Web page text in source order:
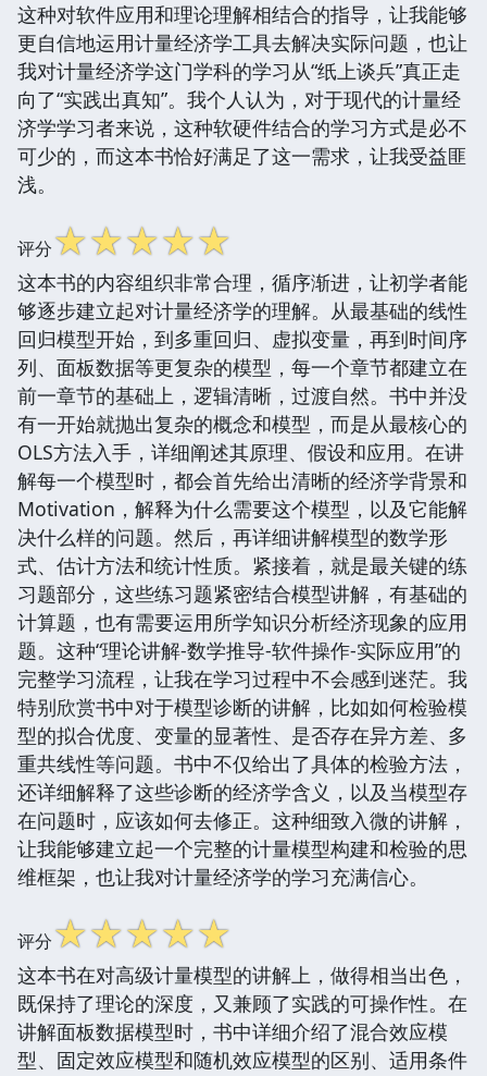
这种对软件应用和理论理解相结合的指导，让我能够
更自信地运用计量经济学工具去解决实际问题，也让
我对计量经济学这门学科的学习从“纸上谈兵”真正走
向了“实践出真知”。我个人认为，对于现代的计量经
济学学习者来说，这种软硬件结合的学习方式是必不
可少的，而这本书恰好满足了这一需求，让我受益匪
浅。
评分☆☆☆☆☆
这本书的内容组织非常合理，循序渐进，让初学者能
够逐步建立起对计量经济学的理解。从最基础的线性
回归模型开始，到多重回归、虚拟变量，再到时间序
列、面板数据等更复杂的模型，每一个章节都建立在
前一章节的基础上，逻辑清晰，过渡自然。书中并没
有一开始就抛出复杂的概念和模型，而是从最核心的
OLS方法入手，详细阐述其原理、假设和应用。在讲
解每一个模型时，都会首先给出清晰的经济学背景和
Motivation，解释为什么需要这个模型，以及它能解
决什么样的问题。然后，再详细讲解模型的数学形
式、估计方法和统计性质。紧接着，就是最关键的练
习题部分，这些练习题紧密结合模型讲解，有基础的
计算题，也有需要运用所学知识分析经济现象的应用
题。这种“理论讲解-数学推导-软件操作-实际应用”的
完整学习流程，让我在学习过程中不会感到迷茫。我
特别欣赏书中对于模型诊断的讲解，比如如何检验模
型的拟合优度、变量的显著性、是否存在异方差、多
重共线性等问题。书中不仅给出了具体的检验方法，
还详细解释了这些诊断的经济学含义，以及当模型存
在问题时，应该如何去修正。这种细致入微的讲解，
让我能够建立起一个完整的计量模型构建和检验的思
维框架，也让我对计量经济学的学习充满信心。
评分☆☆☆☆☆
这本书在对高级计量模型的讲解上，做得相当出色，
既保持了理论的深度，又兼顾了实践的可操作性。在
讲解面板数据模型时，书中详细介绍了混合效应模
型、固定效应模型和随机效应模型的区别、适用条件